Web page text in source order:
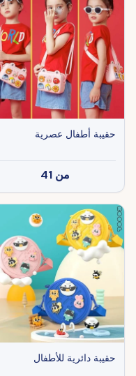
حقيبة أطفال عصرية
من 41
حقيبة دائرية للأطفال